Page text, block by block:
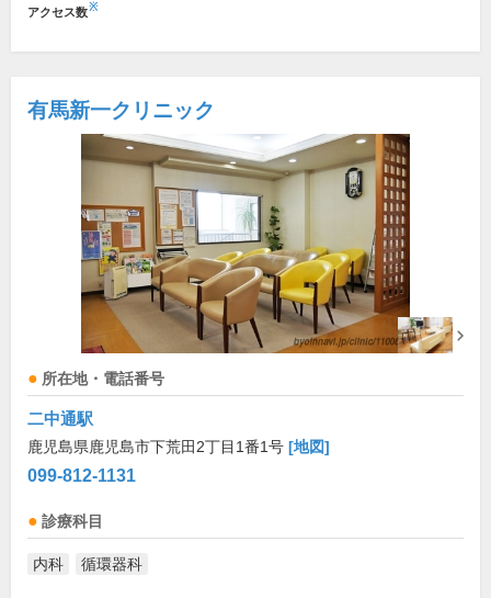
アクセス数※
有馬新一クリニック
所在地・電話番号
二中通駅
鹿児島県鹿児島市下荒田2丁目1番1号 [地図]
099-812-1131
診療科目
内科 循環器科